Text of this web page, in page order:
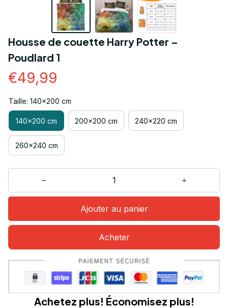
Housse de couette Harry Potter –
Poudlard 1
€49,99
Taille: 140x200 cm
140x200 cm 200x200 cm 240x220 cm
260x240 cm
Ajouter au panier
Acheter
Achetez plus! Économisez plus!